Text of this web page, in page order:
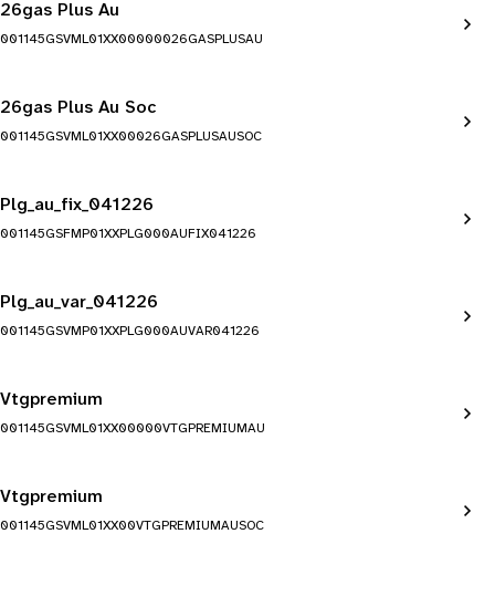
26gas Plus Au
001145GSVML01XX00000026GASPLUSAU
26gas Plus Au Soc
001145GSVML01XX00026GASPLUSAUSOC
Plg_au_fix_041226
001145GSFMP01XXPLG000AUFIX041226
Plg_au_var_041226
001145GSVMP01XXPLG000AUVAR041226
Vtgpremium
001145GSVML01XX00000VTGPREMIUMAU
Vtgpremium
001145GSVML01XX00VTGPREMIUMAUSOC